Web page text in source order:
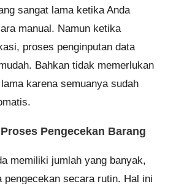
memiliki jumlah yang banyak,
secara rutin. Hal ini
mengetahui kualitas dari masing-
Anda juga harus mengecek
semua persediaan barang
stoknya mulai menipis, maka
melalui aplikasi ini.